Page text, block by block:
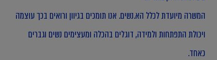
המשרה מיועדת לכלל הא.נשים. אנו תומכים בגיוון ורואים בכך עוצמה
ויכולת התפתחות ולמידה, דוגלים בהכלה ומעצימים נשים וגברים
כאחד.